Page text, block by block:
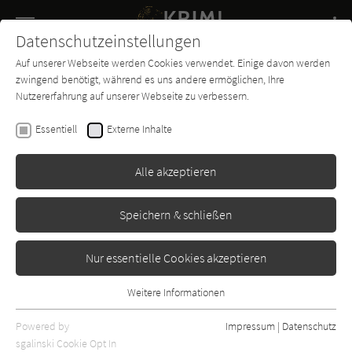
SUCHE
Buch-
Entdecker
Forum Charts
Edi Graf
Russlandcup
Erschienen: Januar 2018 Bibliogr. Angaben
Datenschutzeinstellungen
Auf unserer Webseite werden Cookies verwendet. Einige davon werden
zwingend benötigt, während es uns andere ermöglichen, Ihre
Nutzererfahrung auf unserer Webseite zu verbessern.
Essentiell Externe Inhalte
Alle akzeptieren
Speichern & schließen
Nur essentielle Cookies akzeptieren
Essentielle Cookies werden für grundlegende Funktionen der
Webseite benötigt. Dadurch ist gewährleistet, dass die Webseite
Weitere Informationen
Powered by
sgalinski Cookie Opt In
Impressum | Datenschutz